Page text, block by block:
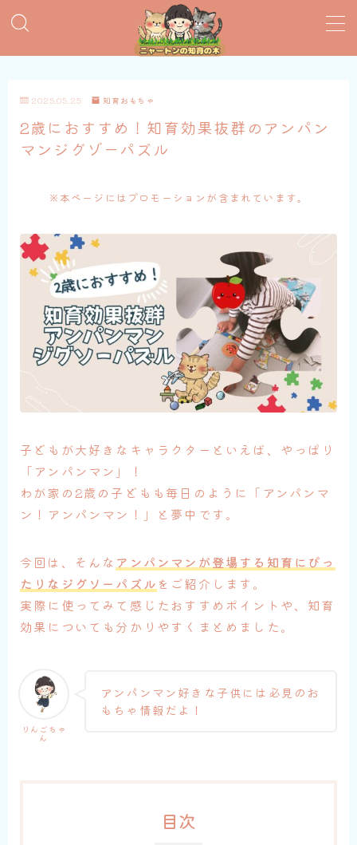
MENU
おすすめ絵本
子育てグッズ
おうち英語
知育おもちゃ
知って得する子育て情報
2025.05.25 知育おもちゃ
2歳におすすめ！知育効果抜群のアンパン
マンジグゾーパズル
※本ページにはプロモーションが含まれています。
子どもが大好きなキャラクターといえば、やっぱり
「アンパンマン」！
わが家の2歳の子どもも毎日のように「アンパンマ
ン！アンパンマン！」と夢中です。
今回は、そんな アンパンマンが登場する知育にぴっ
たりなジグソーパズルをご紹介します。
実際に使ってみて感じたおすすめポイントや、知育
効果についても分かりやすくまとめました。
りんごちゃ
ん
アンパンマン好きな子供には必見のお
もちゃ情報だよ！
目次